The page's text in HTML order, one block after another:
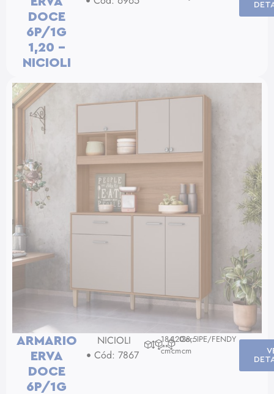
DOCE
6P/1G
1,20 –
NICIOLI
ARMARIO
ERVA
DOCE
6P/1G
NICIOLI
Cód: 7867
184
cm
120
cm
38,5
cm
Cor: IPE/FENDY